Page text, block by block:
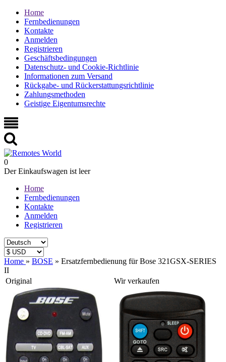
Home
Fernbedienungen
Kontakte
Anmelden
Registrieren
Geschäftsbedingungen
Datenschutz- und Cookie-Richtlinie
Informationen zum Versand
Rückgabe- und Rückerstattungsrichtlinie
Zahlungsmethoden
Geistige Eigentumsrechte
0
Der Einkaufswagen ist leer
Home
Fernbedienungen
Kontakte
Anmelden
Registrieren
Home » BOSE » Ersatzfernbedienung für Bose 321GSX-SERIES
II
Original
Wir verkaufen